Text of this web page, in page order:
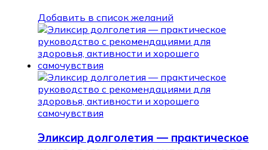
Добавить в список желаний
Эликсир долголетия — практическое